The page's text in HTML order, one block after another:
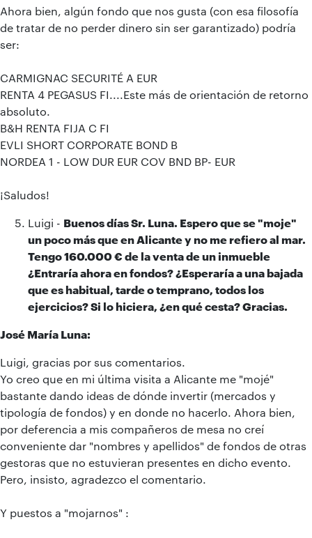
Ahora bien, algún fondo que nos gusta (con esa filosofía
de tratar de no perder dinero sin ser garantizado) podría
ser:
CARMIGNAC SECURITÉ A EUR
RENTA 4 PEGASUS FI....Este más de orientación de retorno
absoluto.
B&H RENTA FIJA C FI
EVLI SHORT CORPORATE BOND B
NORDEA 1 - LOW DUR EUR COV BND BP- EUR
¡Saludos!
Luigi - Buenos días Sr. Luna. Espero que se "moje"
un poco más que en Alicante y no me refiero al mar.
Tengo 160.000 € de la venta de un inmueble
¿Entraría ahora en fondos? ¿Esperaría a una bajada
que es habitual, tarde o temprano, todos los
ejercicios? Si lo hiciera, ¿en qué cesta? Gracias.
José María Luna:
Luigi, gracias por sus comentarios.
Yo creo que en mi última visita a Alicante me "mojé"
bastante dando ideas de dónde invertir (mercados y
tipología de fondos) y en donde no hacerlo. Ahora bien,
por deferencia a mis compañeros de mesa no creí
conveniente dar "nombres y apellidos" de fondos de otras
gestoras que no estuvieran presentes en dicho evento.
Pero, insisto, agradezco el comentario.
Y puestos a "mojarnos" :